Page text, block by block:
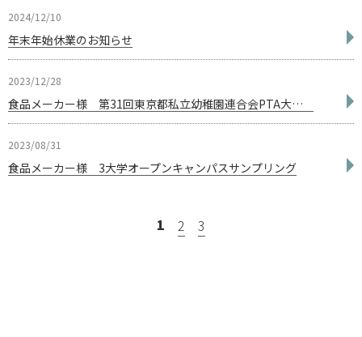
2024/12/10
年末年始休業のお知らせ
2023/12/28
食品メーカー様 第31回東京都私立幼稚園連合会PTA大会サンプリング
2023/08/31
食品メーカー様 3大学オープンキャンパスサンプリング
1 2 3